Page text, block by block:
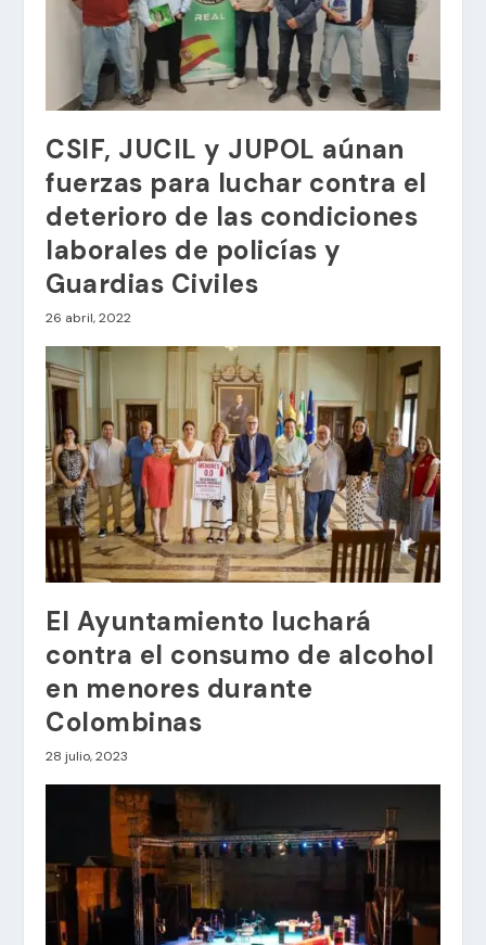
CSIF, JUCIL y JUPOL aúnan
fuerzas para luchar contra el
deterioro de las condiciones
laborales de policías y
Guardias Civiles
26 abril, 2022
El Ayuntamiento luchará
contra el consumo de alcohol
en menores durante
Colombinas
28 julio, 2023